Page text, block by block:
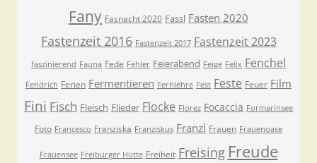
Fany Fasnacht 2020 Fassl Fasten 2020
Fastenzeit 2016 Fastenzeit 2017 Fastenzeit 2023
faszinierend Fauna Fede Fehler Feierabend Feige Felix Fenchel
Fendrich Ferien Fermentieren Fernlehre Fest Feste Feuer Film
Fini Fisch Fleisch Flieder Flocke Florez Focaccia Formarinsee
Foto Francesco Franziska Franziskus Franzl Frauen Frauenoase
Frauensee Freiburger Hütte Freiheit Freising Freude